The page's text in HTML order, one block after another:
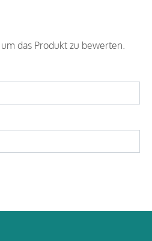
das Produkt zu bewerten.